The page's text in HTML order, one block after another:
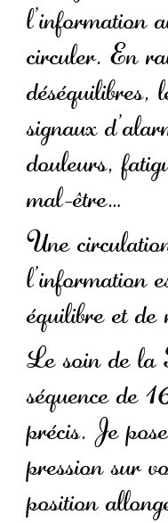
l’information
circuler. En
déséquilibres,
signaux
douleurs,
mal-être…
Une
l’information
équilibre et de
Le soin de la
séquence de
précis. Je
pression sur
position